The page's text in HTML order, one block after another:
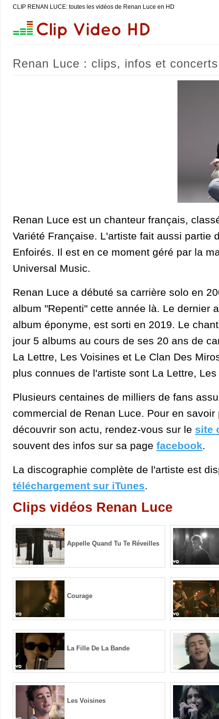
CLIP RENAN LUCE: toutes les vidéos de Renan Luce en HD
Renan Luce : clips, infos et concerts
Renan Luce est un chanteur français,
Variété Française. L'artiste fait aussi partie
Enfoirés. Il est en ce moment géré par la
Universal Music.
Renan Luce a débuté sa carrière solo en
album "Repenti" cette année là. Le dernier
album éponyme, est sorti en 2019. Le
jour 5 albums au cours de ses 20 ans de
La Lettre, Les Voisines et Le Clan Des
plus connues de l'artiste sont La Lettre,
Plusieurs centaines de milliers de fans
commercial de Renan Luce. Pour en
découvrir son actu, rendez-vous sur le site
souvent des infos sur sa page facebook.
La discographie complète de l'artiste est
téléchargement sur iTunes.
Clips vidéos Renan Luce
Appelle Quand Tu Te Réveilles
Courage
La Fille De La Bande
Les Voisines